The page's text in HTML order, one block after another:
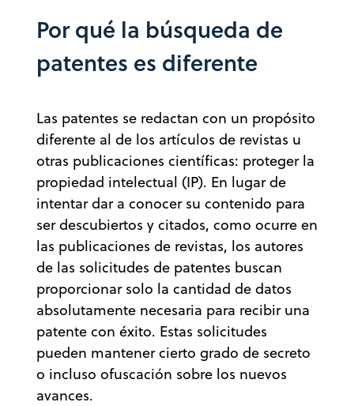
Por qué la búsqueda de
patentes es diferente
Las patentes se redactan con un propósito
diferente al de los artículos de revistas u
otras publicaciones científicas: proteger la
propiedad intelectual (IP). En lugar de
intentar dar a conocer su contenido para
ser descubiertos y citados, como ocurre en
las publicaciones de revistas, los autores
de las solicitudes de patentes buscan
proporcionar solo la cantidad de datos
absolutamente necesaria para recibir una
patente con éxito. Estas solicitudes
pueden mantener cierto grado de secreto
o incluso ofuscación sobre los nuevos
avances.